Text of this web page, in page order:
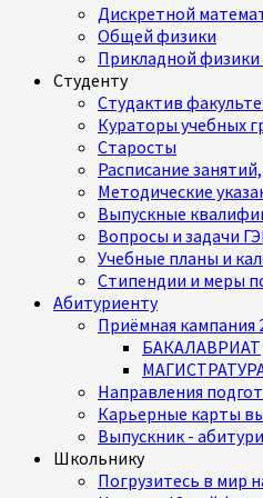
Дискретной
Общей физики
Прикладной физики
Студенту
Студактив
Кураторы учебных
Старосты
Расписание
Методические
Выпускные
Вопросы и задачи
Учебные планы и
Стипендии и меры
Абитуриенту
Приёмная кампания
БАКАЛАВРИАТ
Направления
Карьерные карты
Выпускник -
Школьнику
Погрузитесь в мир